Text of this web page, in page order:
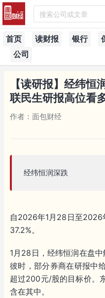
搜索公司或文章
首页 读财报 银行
公司
【读研报】经纬恒
联民生研报高位看
作者：面包财经
经纬恒润深跌
自2026年1月28日至2026
37.2%。
1月28日，经纬恒润在盘
彼时，部分券商在研报中
超过200元/股的目标价。
含在其中。